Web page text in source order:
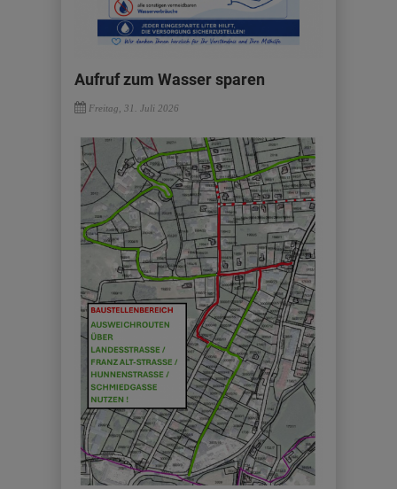
Aufruf zum Wasser sparen
Freitag, 31. Juli 2026